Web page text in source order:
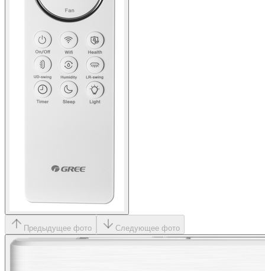
Предыдущее фото Следующее фото